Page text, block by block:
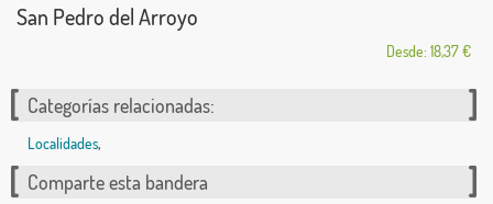
San Pedro del Arroyo
Desde: 18,37 €
Categorías relacionadas:
Localidades,
Comparte esta bandera